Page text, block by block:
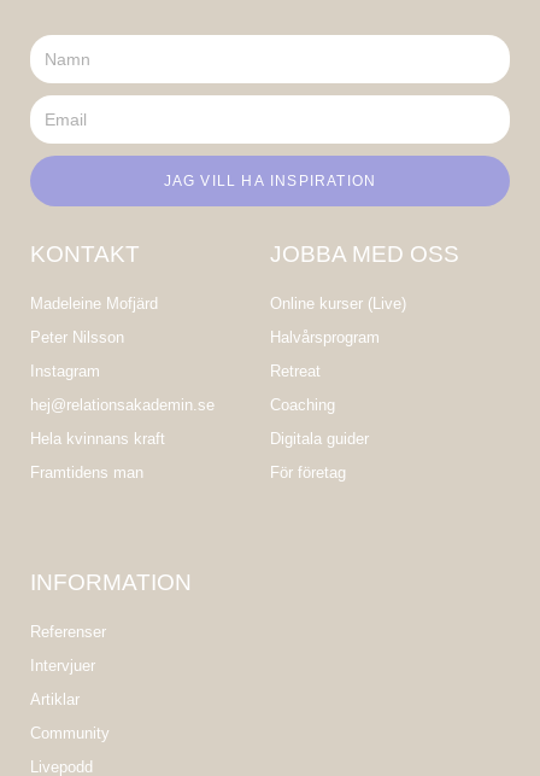
JAG VILL HA INSPIRATION
KONTAKT
Madeleine Mofjärd
Peter Nilsson
Instagram
hej@relationsakademin.se
Hela kvinnans kraft
Framtidens man
JOBBA MED OSS
Online kurser (Live)
Halvårsprogram
Retreat
Coaching
Digitala guider
För företag
INFORMATION
Referenser
Intervjuer
Artiklar
Community
Livepodd